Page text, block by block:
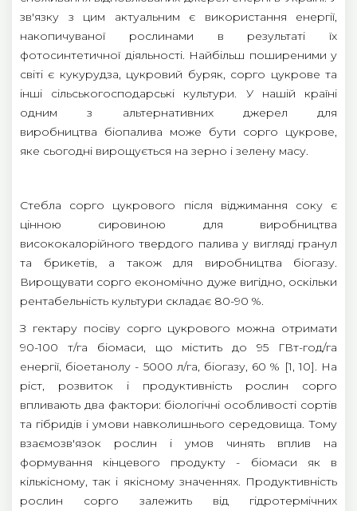
зв'язку з цим актуальним є використання енергії,
накопичуваної рослинами в результаті їх
фотосинтетичної діяльності. Найбільш поширеними у
світі є кукурудза, цукровий буряк, сорго цукрове та
інші сільськогосподарські культури. У нашій країні
одним з альтернативних джерел для
виробництва біопалива може бути сорго цукрове,
яке сьогодні вирощується на зерно і зелену масу.
Стебла сорго цукрового після віджимання соку є
цінною сировиною для виробництва
висококалорійного твердого палива у вигляді гранул
та брикетів, а також для виробництва біогазу.
Вирощувати сорго економічно дуже вигідно, оскільки
рентабельність культури складає 80-90 %.
З гектару посіву сорго цукрового можна отримати
90-100 т/га біомаси, що містить до 95 ГВт-год/га
енергії, біоетанолу - 5000 л/га, біогазу, 60 % [1, 10]. На
ріст, розвиток і продуктивність рослин сорго
впливають два фактори: біологічні особливості сортів
та гібридів і умови навколишнього середовища. Тому
взаємозв'язок рослин і умов чинять вплив на
формування кінцевого продукту - біомаси як в
кількісному, так і якісному значеннях. Продуктивність
рослин сорго залежить від гідротермічних